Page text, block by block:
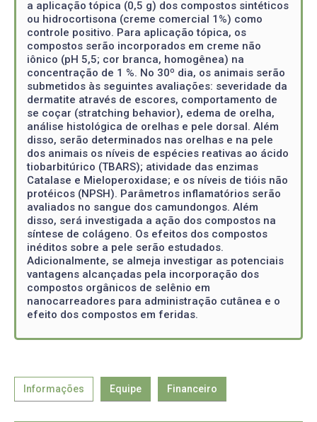
a aplicação tópica (0,5 g) dos compostos sintéticos
ou hidrocortisona (creme comercial 1%) como
controle positivo. Para aplicação tópica, os
compostos serão incorporados em creme não
iônico (pH 5,5; cor branca, homogênea) na
concentração de 1 %. No 30º dia, os animais serão
submetidos às seguintes avaliações: severidade da
dermatite através de escores, comportamento de
se coçar (stratching behavior), edema de orelha,
análise histológica de orelhas e pele dorsal. Além
disso, serão determinados nas orelhas e na pele
dos animais os níveis de espécies reativas ao ácido
tiobarbitúrico (TBARS); atividade das enzimas
Catalase e Mieloperoxidase; e os níveis de tióis não
protéicos (NPSH). Parâmetros inflamatórios serão
avaliados no sangue dos camundongos. Além
disso, será investigada a ação dos compostos na
síntese de colágeno. Os efeitos dos compostos
inéditos sobre a pele serão estudados.
Adicionalmente, se almeja investigar as potenciais
vantagens alcançadas pela incorporação dos
compostos orgânicos de selênio em
nanocarreadores para administração cutânea e o
efeito dos compostos em feridas.
Informações Equipe Financeiro